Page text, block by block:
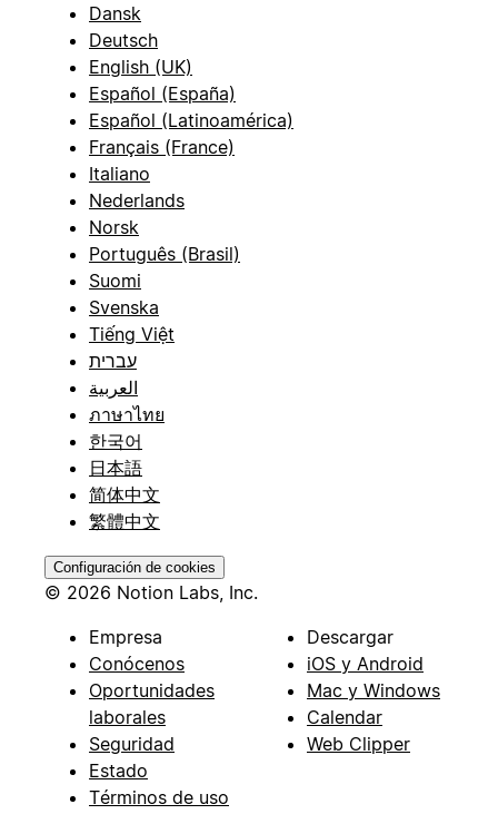
Dansk
Deutsch
English (UK)
Español (España)
Español (Latinoamérica)
Français (France)
Italiano
Nederlands
Norsk
Português (Brasil)
Suomi
Svenska
Tiếng Việt
עברית
العربية
ภาษาไทย
한국어
日本語
简体中文
繁體中文
Configuración de cookies
© 2026 Notion Labs, Inc.
Empresa
Conócenos
Oportunidades
laborales
Seguridad
Estado
Términos de uso
Descargar
iOS y Android
Mac y Windows
Calendar
Web Clipper